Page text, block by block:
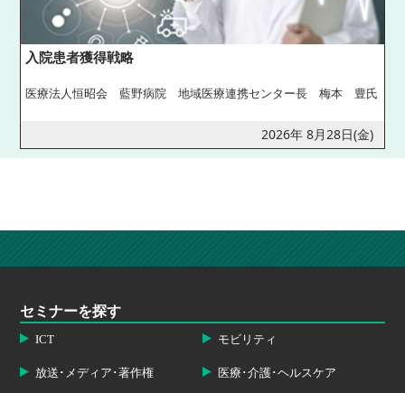
入院患者獲得戦略
医療法人恒昭会 藍野病院 地域医療連携センター長 梅本 豊氏
2026年 8月28日(金)
セミナーを探す
ICT モビリティ
放送･メディア･著作権 医療･介護･ヘルスケア